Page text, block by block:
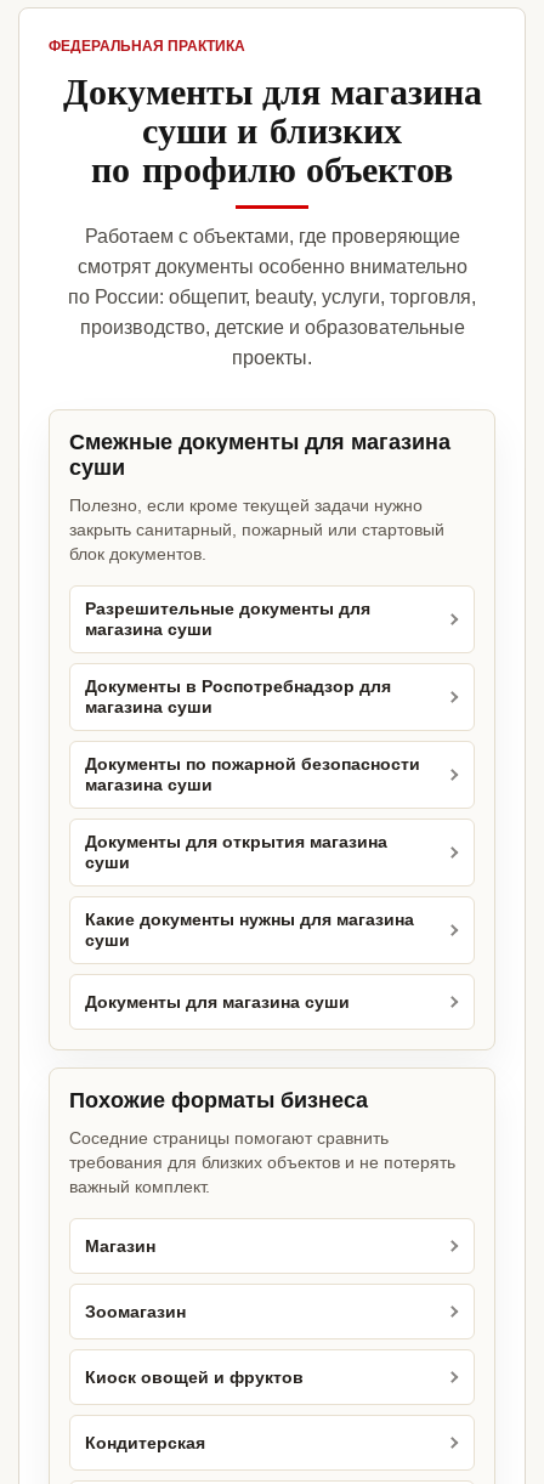
ФЕДЕРАЛЬНАЯ ПРАКТИКА
Документы для магазина
суши и близких
по профилю объектов
Работаем с объектами, где проверяющие
смотрят документы особенно внимательно
по России: общепит, beauty, услуги, торговля,
производство, детские и образовательные
проекты.
Смежные документы для магазина
суши
Полезно, если кроме текущей задачи нужно
закрыть санитарный, пожарный или стартовый
блок документов.
Разрешительные документы для
магазина суши
Документы в Роспотребнадзор для
магазина суши
Документы по пожарной безопасности
магазина суши
Документы для открытия магазина
суши
Какие документы нужны для магазина
суши
Документы для магазина суши
Похожие форматы бизнеса
Соседние страницы помогают сравнить
требования для близких объектов и не потерять
важный комплект.
Магазин
Зоомагазин
Киоск овощей и фруктов
Кондитерская